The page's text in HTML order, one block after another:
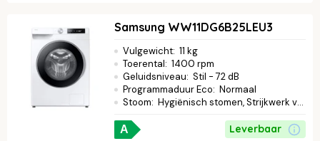
Samsung WW11DG6B25LEU3
Vulgewicht: 11 kg
Toerental: 1400 rpm
Geluidsniveau: Stil - 72 dB
Programmaduur Eco: Normaal
Stoom: Hygiënisch stomen, Strijkwerk verminderen
A Leverbaar